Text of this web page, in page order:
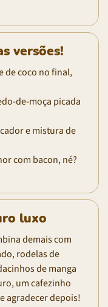
versões!
de coco no final,
de-moça picada
e mistura de
com bacon, né?
luxo
demais com
rodelas de
de manga
um cafezinho
agradecer depois!